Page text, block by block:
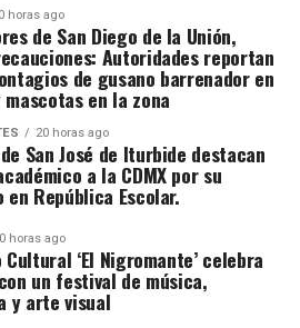
horas ago
de San Diego de la Unión,
Autoridades reportan
de gusano barrenador en
mascotas en la zona
20 horas ago
San José de Iturbide destacan
a la CDMX por su
en República Escolar.
horas ago
Cultural ‘El Nigromante’ celebra
un festival de música,
y arte visual